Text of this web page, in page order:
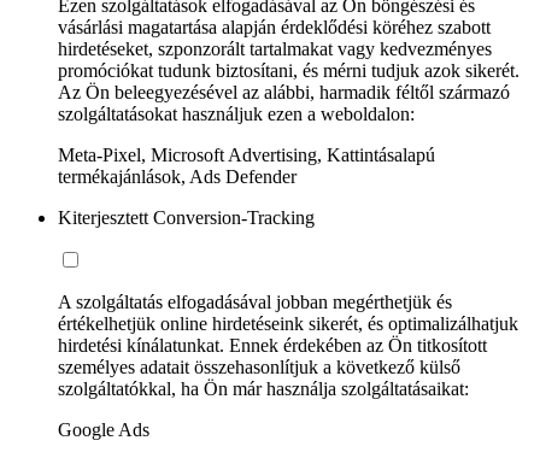
Ezen szolgáltatások elfogadásával az Ön böngészési és
vásárlási magatartása alapján érdeklődési köréhez szabott
hirdetéseket, szponzorált tartalmakat vagy kedvezményes
promóciókat tudunk biztosítani, és mérni tudjuk azok sikerét.
Az Ön beleegyezésével az alábbi, harmadik féltől származó
szolgáltatásokat használjuk ezen a weboldalon:
Meta-Pixel, Microsoft Advertising, Kattintásalapú
termékajánlások, Ads Defender
Kiterjesztett Conversion-Tracking
A szolgáltatás elfogadásával jobban megérthetjük és
értékelhetjük online hirdetéseink sikerét, és optimalizálhatjuk
hirdetési kínálatunkat. Ennek érdekében az Ön titkosított
személyes adatait összehasonlítjuk a következő külső
szolgáltatókkal, ha Ön már használja szolgáltatásaikat:
Google Ads